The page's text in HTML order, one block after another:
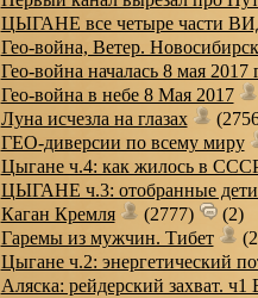
ЦЫГАНЕ все четыре части
Гео-война, Ветер.
Гео-война началась 8 мая 2017
Гео-война в небе 8 Мая 2017
Луна исчезла на глазах
ГЕО-диверсии по всему миру
Цыгане ч.4: как жилось в
ЦЫГАНЕ ч.3: отобранные
Каган Кремля
(2777)
(2)
Гаремы из мужчин. Тибет
Цыгане ч.2: энергетический
Аляска: рейдерский захват.